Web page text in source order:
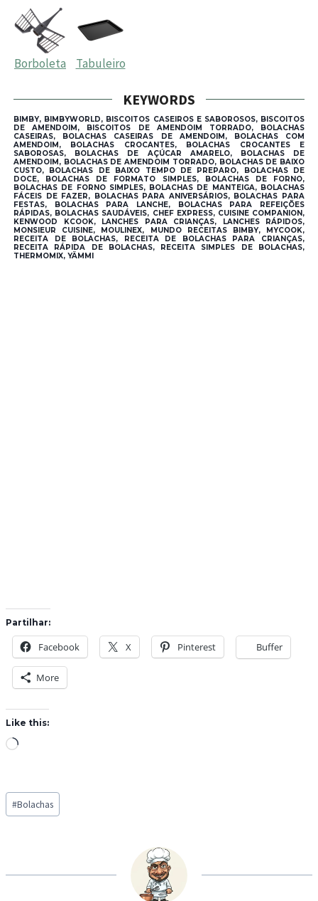
Borboleta Tabuleiro
KEYWORDS
BIMBY, BIMBYWORLD, BISCOITOS CASEIROS E SABOROSOS, BISCOITOS
DE AMENDOIM, BISCOITOS DE AMENDOIM TORRADO, BOLACHAS
CASEIRAS, BOLACHAS CASEIRAS DE AMENDOIM, BOLACHAS COM
AMENDOIM, BOLACHAS CROCANTES, BOLACHAS CROCANTES E
SABOROSAS, BOLACHAS DE AÇÚCAR AMARELO, BOLACHAS DE
AMENDOIM, BOLACHAS DE AMENDOIM TORRADO, BOLACHAS DE BAIXO
CUSTO, BOLACHAS DE BAIXO TEMPO DE PREPARO, BOLACHAS DE
DOCE, BOLACHAS DE FORMATO SIMPLES, BOLACHAS DE FORNO,
BOLACHAS DE FORNO SIMPLES, BOLACHAS DE MANTEIGA, BOLACHAS
FÁCEIS DE FAZER, BOLACHAS PARA ANIVERSÁRIOS, BOLACHAS PARA
FESTAS, BOLACHAS PARA LANCHE, BOLACHAS PARA REFEIÇÕES
RÁPIDAS, BOLACHAS SAUDÁVEIS, CHEF EXPRESS, CUISINE COMPANION,
KENWOOD KCOOK, LANCHES PARA CRIANÇAS, LANCHES RÁPIDOS,
MONSIEUR CUISINE, MOULINEX, MUNDO RECEITAS BIMBY, MYCOOK,
RECEITA DE BOLACHAS, RECEITA DE BOLACHAS PARA CRIANÇAS,
RECEITA RÁPIDA DE BOLACHAS, RECEITA SIMPLES DE BOLACHAS,
THERMOMIX, YÄMMI
Partilhar:
Facebook X Pinterest Buffer
More
Like this:
L
d
i
…
Post
Tags:
#Bolachas